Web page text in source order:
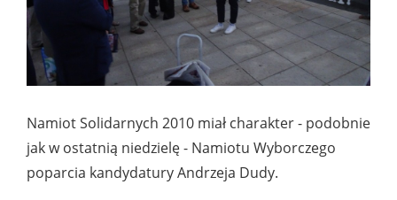
Namiot Solidarnych 2010 miał charakter - podobnie
jak w ostatnią niedzielę - Namiotu Wyborczego
poparcia kandydatury Andrzeja Dudy.